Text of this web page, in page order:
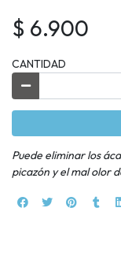
$ 6.900
CANTIDAD
Puede eliminar los
picazón y el mal olor